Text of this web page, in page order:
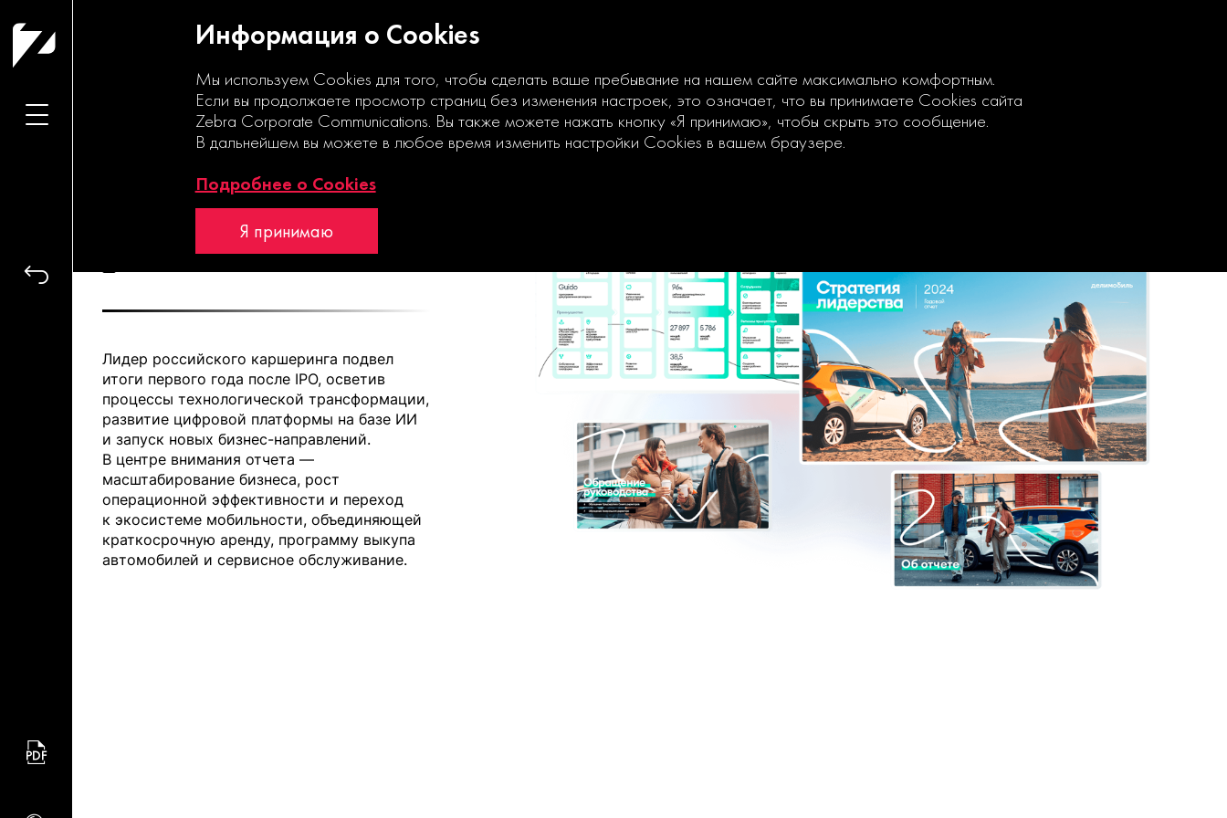
Путь лидера
Лидер российского каршеринга подвел
итоги первого года после IPO, осветив
процессы технологической трансформации,
развитие цифровой платформы на базе ИИ
и запуск новых бизнес-направлений.
В центре внимания отчета —
масштабирование бизнеса, рост
операционной эффективности и переход
к экосистеме мобильности, объединяющей
краткосрочную аренду, программу выкупа
автомобилей и сервисное обслуживание.
Информация о Cookies
Мы используем Cookies для того, чтобы сделать ваше пребывание на нашем сайте максимально комфортным.
Если вы продолжаете просмотр страниц без изменения настроек, это означает, что вы принимаете Cookies сайта
Zebra Corporate Communications. Вы также можете нажать кнопку «Я принимаю», чтобы скрыть это сообщение.
В дальнейшем вы можете в любое время изменить настройки Cookies в вашем браузере.
Подробнее о Cookies
Я принимаю